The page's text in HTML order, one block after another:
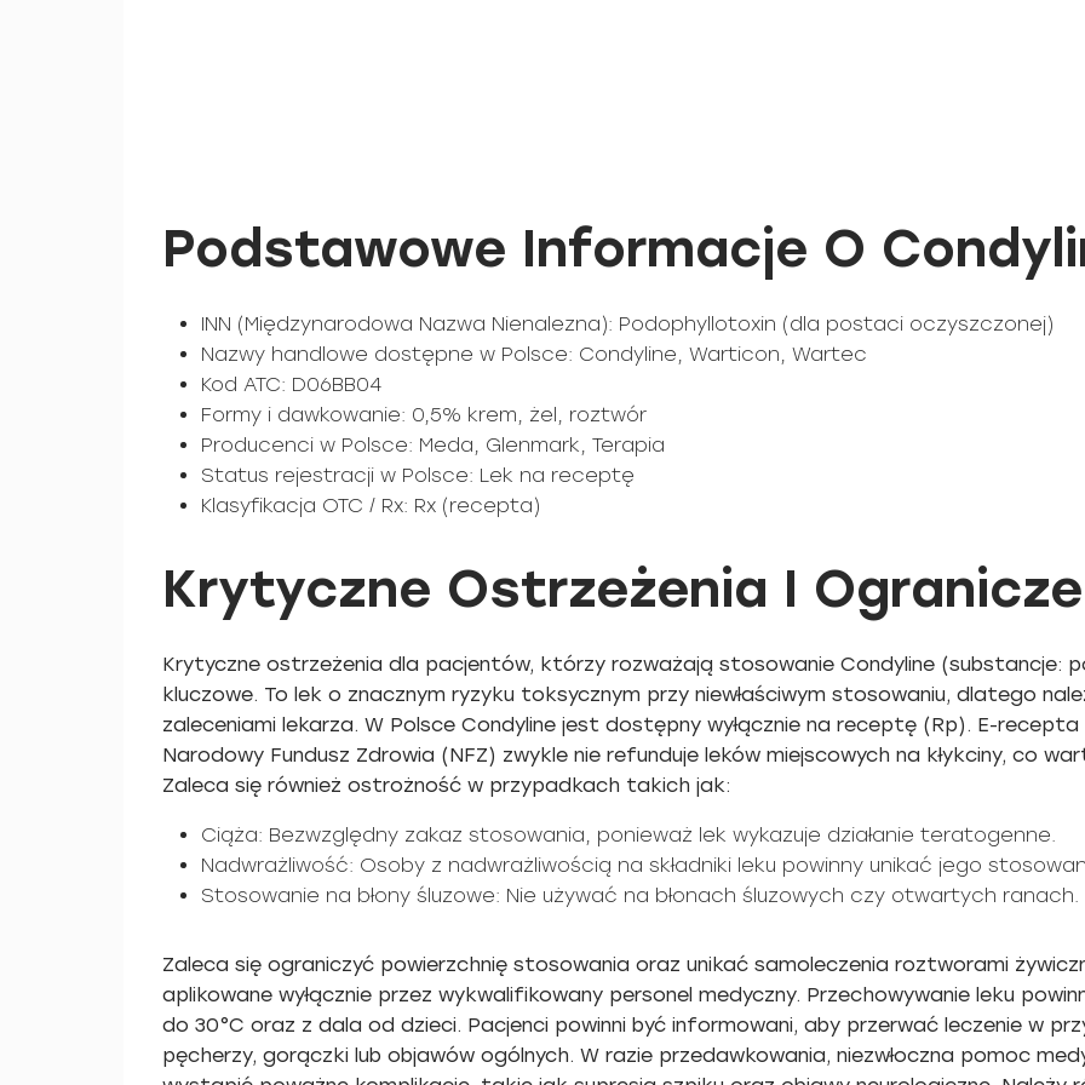
Podstawowe Informacje O
INN (Międzynarodowa Nazwa Nienalezna): Podophyllotoxin (dla postaci oczyszczonej)
Nazwy handlowe dostępne w Polsce: Condyline, Warticon, Wartec
Kod ATC: D06BB04
Formy i dawkowanie: 0,5% krem, żel, roztwór
Producenci w Polsce: Meda, Glenmark, Terapia
Status rejestracji w Polsce: Lek na receptę
Klasyfikacja OTC / Rx: Rx (recepta)
Krytyczne Ostrzeżenia I
Krytyczne ostrzeżenia dla pacjentów, którzy rozważają stosowanie Condyline (substancje:
kluczowe. To lek o znacznym ryzyku toksycznym przy niewłaściwym stosowaniu, dlatego
zaleceniami lekarza. W Polsce Condyline jest dostępny wyłącznie na receptę (Rp). E-
Narodowy Fundusz Zdrowia (NFZ) zwykle nie refunduje leków miejscowych na kłykciny, co
Zaleca się również ostrożność w przypadkach takich jak:
Ciąża: Bezwzględny zakaz stosowania, ponieważ lek wykazuje działanie teratogenne.
Nadwrażliwość: Osoby z nadwrażliwością na składniki leku powinny unikać jego
Stosowanie na błony śluzowe: Nie używać na błonach śluzowych czy otwartych ranach.
Zaleca się ograniczyć powierzchnię stosowania oraz unikać samoleczenia roztworami
apliko­wane wyłącznie przez wykwalifikowany personel medyczny. Przechowywanie leku
do 30°C oraz z dala od dzieci. Pacjenci powinni być informowani, aby przerwać leczenie w
pęcherzy, gorączki lub objawów ogólnych. W razie przedawkowania, niezwłoczna pomoc